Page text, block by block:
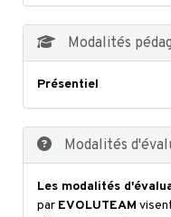
Modalités
Présentiel
Modalités
Les modalités
par EVOLUTEAM